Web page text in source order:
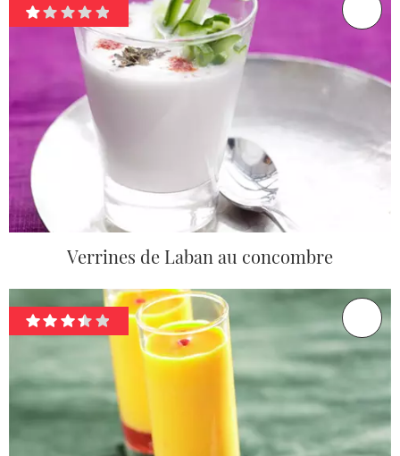
Verrines de Laban au concombre